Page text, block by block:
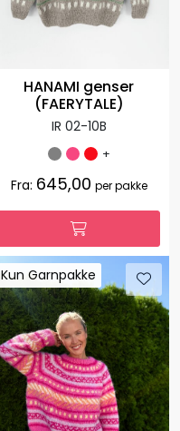
HANAMI genser
(FAERYTALE)
IR 02-10B
+
Fra: 645,00 per pakke
Kun Garnpakke
Kun Garnpakke